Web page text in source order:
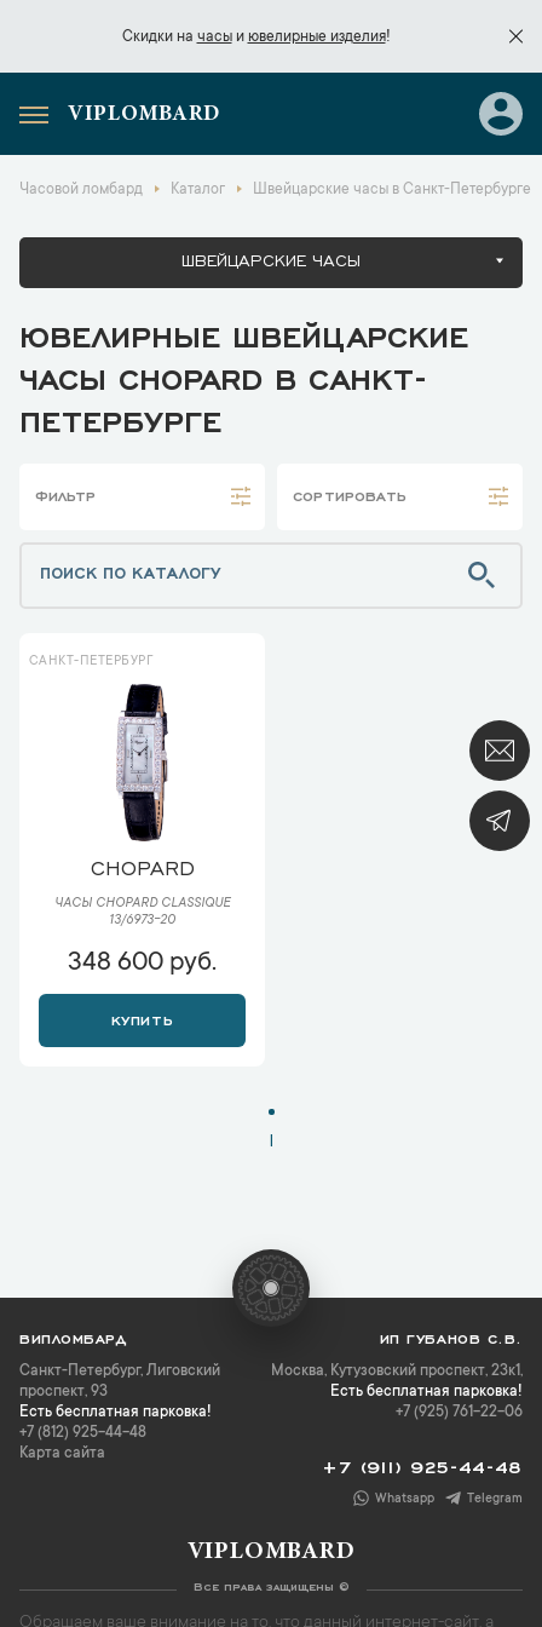
Скидки на часыи ювелирные изделия!
Скидки начасы
VIPLOMBARD
Часовой ломбард Каталог Швейцарские часы в Санкт-Петербурге
ШВЕЙЦАРСКИЕ ЧАСЫ
ЮВЕЛИРНЫЕ ШВЕЙЦАРСКИЕ
ЧАСЫ CHOPARD В САНКТ-
ПЕТЕРБУРГЕ
ФИЛЬТР СОРТИРОВАТЬ
САНКТ-ПЕТЕРБУРГ
CHOPARD
ЧАСЫ CHOPARD CLASSIQUE
13/6973-20
348 600 руб.
КУПИТЬ
1
ВИПЛОМБАРД
Санкт-Петербург, Лиговский
проспект, 93
Есть бесплатная парковка!
+7 (812) 925-44-48
Карта сайта
ИП ГУБАНОВ С.В.
Москва, Кутузовский проспект, 23к1,
Есть бесплатная парковка!
+7 (925) 761-22-06
+7 (911) 925-44-48
Whatsapp Telegram
VIPLOMBARD
Все права защищены ©